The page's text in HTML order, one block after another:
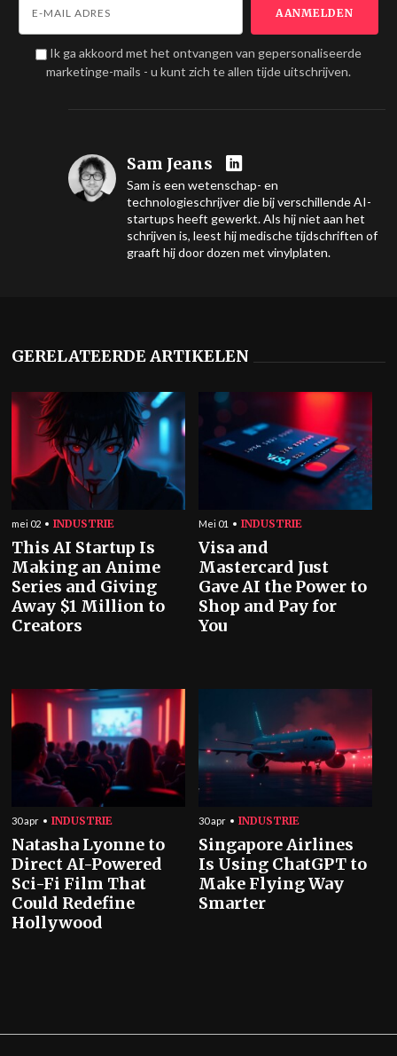
Ik ga akkoord met het ontvangen van gepersonaliseerde
marketinge-mails - u kunt zich te allen tijde uitschrijven.
Sam Jeans
Sam is een wetenschap- en
technologieschrijver die bij verschillende AI-
startups heeft gewerkt. Als hij niet aan het
schrijven is, leest hij medische tijdschriften of
graaft hij door dozen met vinylplaten.
GERELATEERDE ARTIKELEN
mei 02 INDUSTRIE
This AI Startup Is
Making an Anime
Series and Giving
Away $1 Million to
Creators
Mei 01 INDUSTRIE
Visa and
Mastercard Just
Gave AI the Power to
Shop and Pay for
You
30 apr INDUSTRIE
Natasha Lyonne to
Direct AI-Powered
Sci-Fi Film That
Could Redefine
Hollywood
30 apr INDUSTRIE
Singapore Airlines
Is Using ChatGPT to
Make Flying Way
Smarter